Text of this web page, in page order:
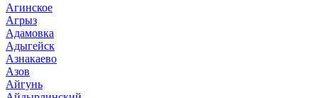
Агинское
Агрыз
Адамовка
Адыгейск
Азнакаево
Азов
Айгунь